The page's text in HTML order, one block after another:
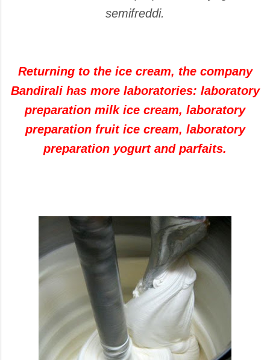
semifreddi.
Returning to the ice cream, the company
Bandirali has more laboratories: laboratory
preparation milk ice cream, laboratory
preparation fruit ice cream, laboratory
preparation yogurt and parfaits.